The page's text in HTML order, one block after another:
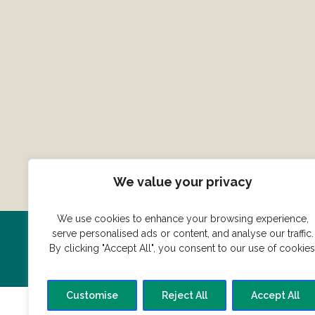
We value your privacy
We use cookies to enhance your browsing experience,
serve personalised ads or content, and analyse our traffic.
By clicking "Accept All", you consent to our use of
Customise Reject All Accept All
Har du en konge ret du vil